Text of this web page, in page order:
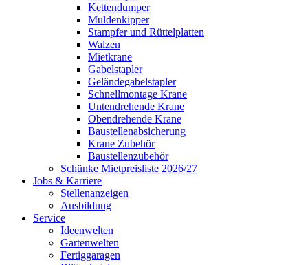
Kettendumper
Muldenkipper
Stampfer und Rüttelplatten
Walzen
Mietkrane
Gabelstapler
Geländegabelstapler
Schnellmontage Krane
Untendrehende Krane
Obendrehende Krane
Baustellenabsicherung
Krane Zubehör
Baustellenzubehör
Schünke Mietpreisliste 2026/27
Jobs & Karriere
Stellenanzeigen
Ausbildung
Service
Ideenwelten
Gartenwelten
Fertiggaragen